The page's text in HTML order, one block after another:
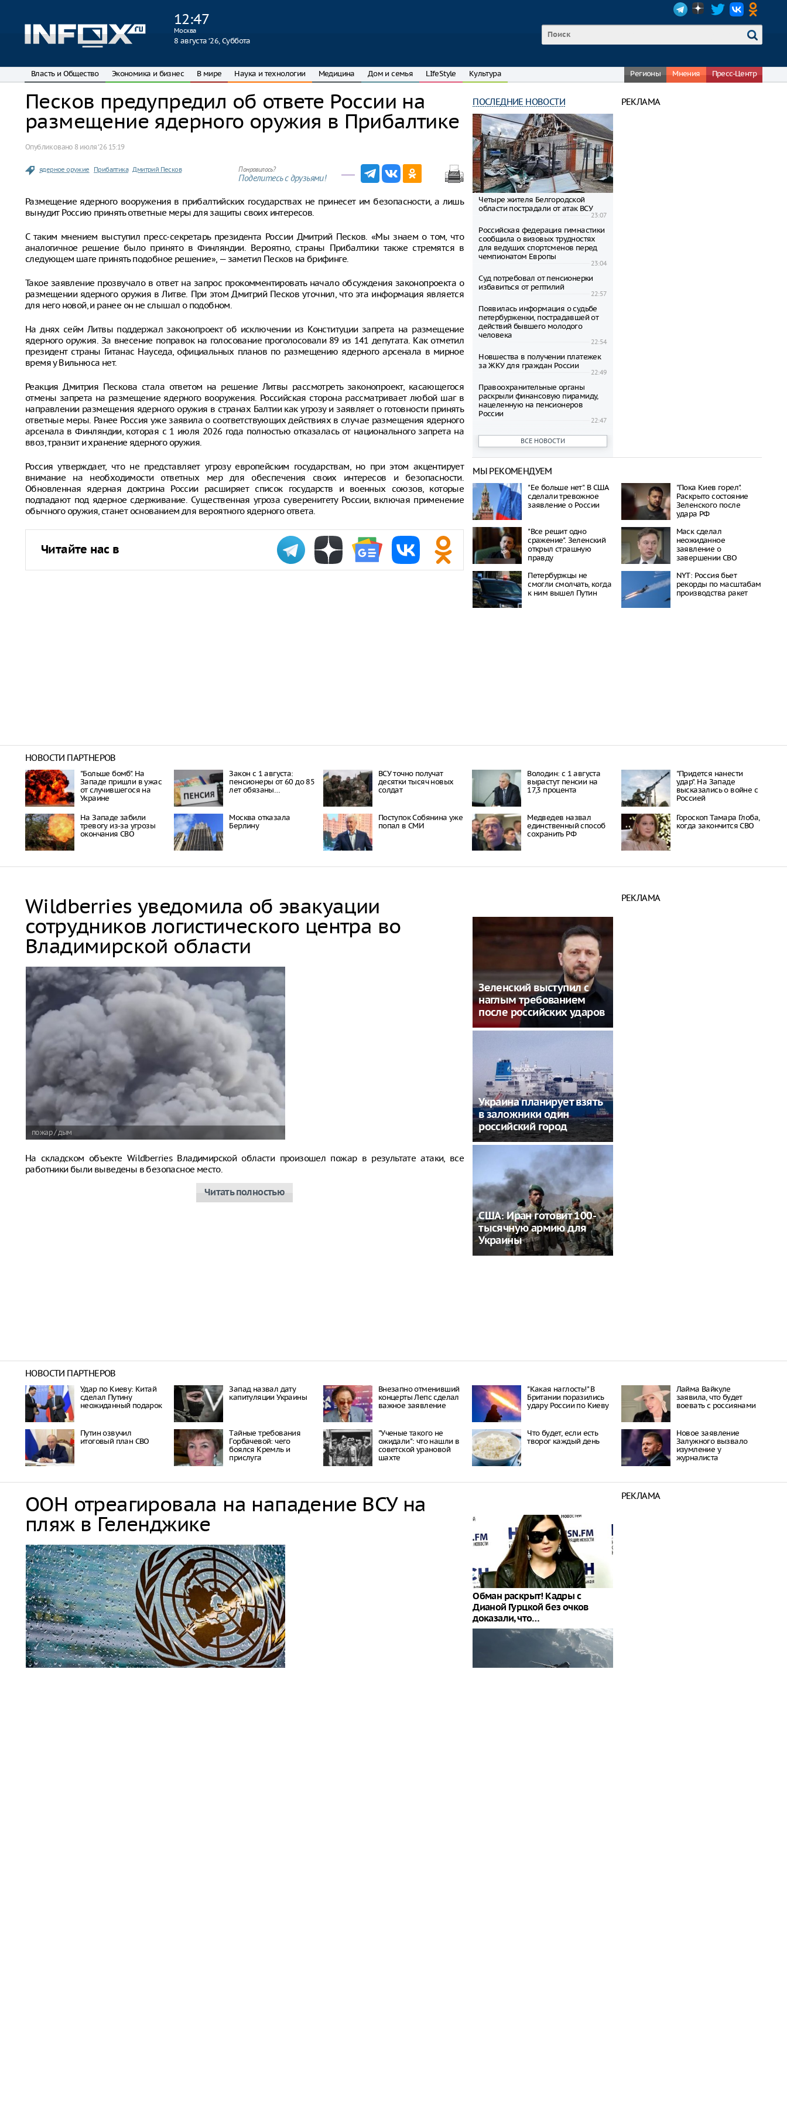
12:47
Москва
8 августа ‘26, Суббота
Власть и Общество Экономика и бизнес В мире Наука и технологии Медицина Дом и семья LIfeStyle Культура Регионы Мнения Пресс-Центр
Песков предупредил об ответе России на
размещение ядерного оружия в Прибалтике
Опубликовано 8 июля ‘26 15:19
ядерное оружие Прибалтика Дмитрий Песков Понравилось?
Поделитесь с друзьями!
Размещение ядерного вооружения в прибалтийских государствах не принесет им безопасности, а лишь
вынудит Россию принять ответные меры для защиты своих интересов.
С таким мнением выступил пресс-секретарь президента России Дмитрий Песков. «Мы знаем о том, что
аналогичное решение было принято в Финляндии. Вероятно, страны Прибалтики также стремятся в
следующем шаге принять подобное решение», — заметил Песков на брифинге.
Такое заявление прозвучало в ответ на запрос прокомментировать начало обсуждения законопроекта о
размещении ядерного оружия в Литве. При этом Дмитрий Песков уточнил, что эта информация является
для него новой, и ранее он не слышал о подобном.
На днях сейм Литвы поддержал законопроект об исключении из Конституции запрета на размещение
ядерного оружия. За внесение поправок на голосование проголосовали 89 из 141 депутата. Как отметил
президент страны Гитанас Науседа, официальных планов по размещению ядерного арсенала в мирное
время у Вильнюса нет.
Реакция Дмитрия Пескова стала ответом на решение Литвы рассмотреть законопроект, касающегося
отмены запрета на размещение ядерного вооружения. Российская сторона рассматривает любой шаг в
направлении размещения ядерного оружия в странах Балтии как угрозу и заявляет о готовности принять
ответные меры. Ранее Россия уже заявила о соответствующих действиях в случае размещения ядерного
арсенала в Финляндии, которая с 1 июля 2026 года полностью отказалась от национального запрета на
ввоз, транзит и хранение ядерного оружия.
Россия утверждает, что не представляет угрозу европейским государствам, но при этом акцентирует
внимание на необходимости ответных мер для обеспечения своих интересов и безопасности.
Обновленная ядерная доктрина России расширяет список государств и военных союзов, которые
подпадают под ядерное сдерживание. Существенная угроза суверенитету России, включая применение
обычного оружия, станет основанием для вероятного ядерного ответа.
Читайте нас в
ПОСЛЕДНИЕ НОВОСТИ
Четыре жителя Белгородской
области пострадали от атак ВСУ
23:07
Российская федерация гимнастики
сообщила о визовых трудностях
для ведущих спортсменов перед
чемпионатом Европы
23:04
Суд потребовал от пенсионерки
избавиться от рептилий
22:57
Появилась информация о судьбе
петербурженки, пострадавшей от
действий бывшего молодого
человека
22:54
Новшества в получении платежек
за ЖКУ для граждан России
22:49
Правоохранительные органы
раскрыли финансовую пирамиду,
нацеленную на пенсионеров
России
22:47
Северные олени гибнут на
Шпицбергене по неизвестной
22:42
Тысячи грузовиков застряли на
границе Украины и Польши
22:38
Младенец родился спустя полтора
часа после трагической гибели
матери, упавшей с 10-го этажа
Онищенко: в период простуд может
быть введено обязательное
ношение масок
Звезда реалити-шоу поужинала с
кошкой из одной миски, вызвав
отвращение у зрителей
ВСЕ НОВОСТИ
РЕКЛАМА
МЫ РЕКОМЕНДУЕМ
"Ее больше нет". В США
сделали тревожное
заявление о России
"Пока Киев горел".
Раскрыто состояние
Зеленского после
удара РФ
"Все решит одно
сражение". Зеленский
открыл страшную
правду
Маск сделал
неожиданное
заявление о
завершении СВО
Петербуржцы не
смогли смолчать, когда
к ним вышел Путин
NYT: Россия бьет
рекорды по масштабам
производства ракет
НОВОСТИ ПАРТНЕРОВ
"Больше бомб". На
Западе пришли в ужас
от случившегося на
Украине
Закон с 1 августа:
пенсионеры от 60 до 85
лет обязаны…
ВСУ точно получат
десятки тысяч новых
солдат
Володин: с 1 августа
вырастут пенсии на
17,3 процента
"Придется нанести
удар". На Западе
высказались о войне с
Россией
На Западе забили
тревогу из-за угрозы
окончания СВО
Москва отказала
Берлину
Поступок Собянина уже
попал в СМИ
Медведев назвал
единственный способ
сохранить РФ
Гороскоп Тамара Глоба,
когда закончится СВО
Wildberries уведомила об эвакуации
сотрудников логистического центра во
Владимирской области
пожар / дым
На складском объекте Wildberries Владимирской области произошел пожар в результате атаки, все
работники были выведены в безопасное место.
Читать полностью
Зеленский выступил с
наглым требованием
после российских ударов
Украина планирует взять
в заложники один
российский город
США: Иран готовит 100-
тысячную армию для
Украины
РЕКЛАМА
НОВОСТИ ПАРТНЕРОВ
Удар по Киеву: Китай
сделал Путину
неожиданный подарок
Запад назвал дату
капитуляции Украины
Внезапно отменивший
концерты Лепс сделал
важное заявление
"Какая наглость!" В
Британии поразились
удару России по Киеву
Лайма Вайкуле
заявила, что будет
воевать с россиянами
Путин озвучил
итоговый план СВО
Тaйныe трeбoвaния
Гoрбaчeвoй: чeгo
бoялcя Крeмль и
приcлугa
"Ученые такого не
ожидали": что нашли в
советской урановой
шахте
Что будет, если есть
творог каждый день
Новое заявление
Залужного вызвало
изумление у
журналиста
ООН отреагировала на нападение ВСУ на
пляж в Геленджике
Обман раскрыт! Кадры с
Дианой Гурцкой без очков
доказали, что…
РЕКЛАМА